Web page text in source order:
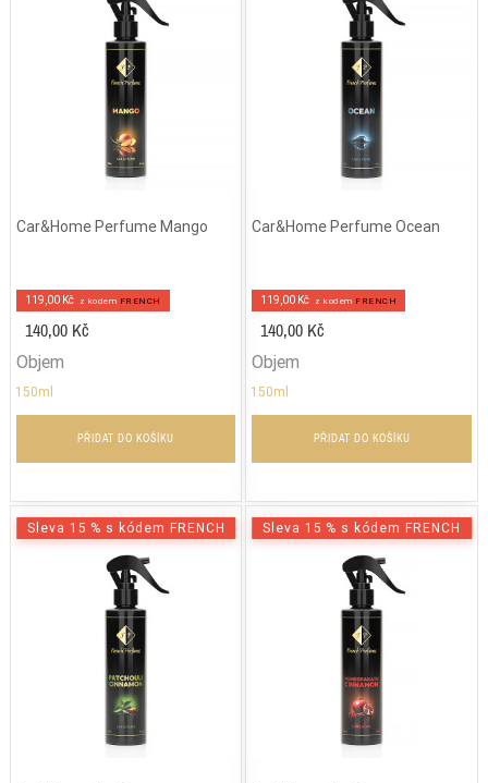
Car&Home Perfume Mango
119,00 Kč z kodem FRENCH
140,00 Kč
Objem
150ml
PŘIDAT DO KOŠÍKU
Car&Home Perfume Ocean
119,00 Kč z kodem FRENCH
140,00 Kč
Objem
150ml
PŘIDAT DO KOŠÍKU
Sleva 15 % s kódem FRENCH Sleva 15 % s kódem FRENCH